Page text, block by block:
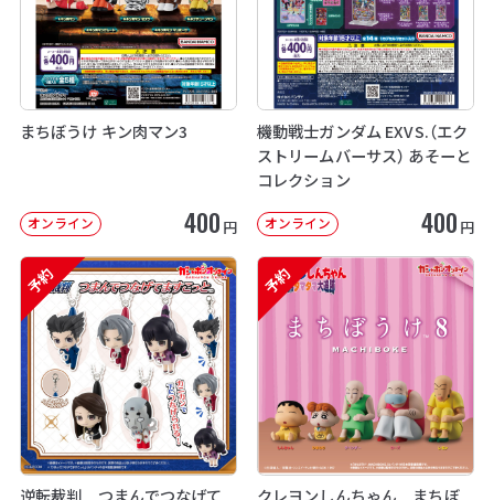
まちぼうけ キン肉マン3
オンライン 400 円
機動戦士ガンダム EXVS.（エク
ストリームバーサス） あそーと
コレクション
オンライン 400 円
予約
逆転裁判 つまんでつなげて
予約
クレヨンしんちゃん まちぼ